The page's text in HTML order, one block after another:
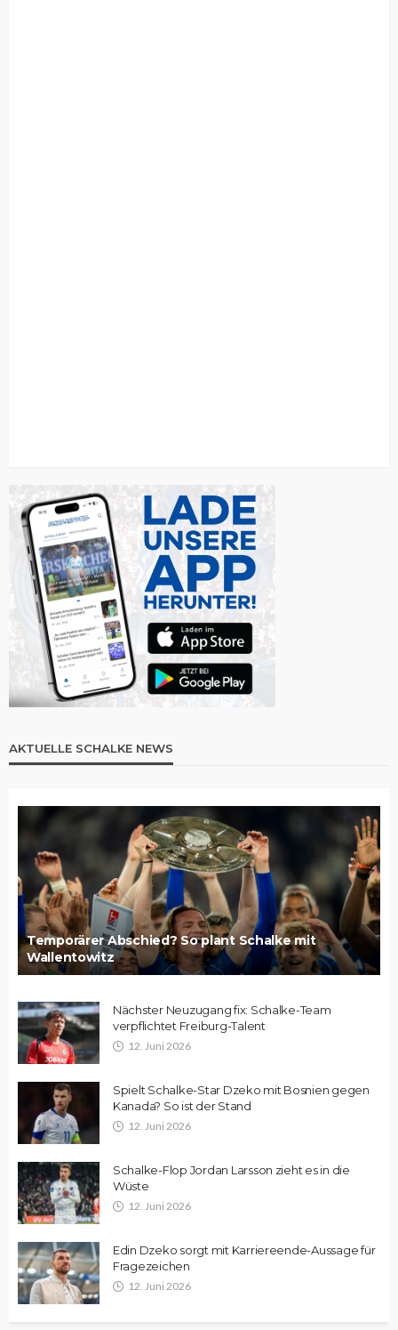
AKTUELLE SCHALKE NEWS
Temporärer Abschied? So plant Schalke mit
Wallentowitz
Nächster Neuzugang fix: Schalke-Team
verpflichtet Freiburg-Talent
12. Juni 2026
Spielt Schalke-Star Dzeko mit Bosnien gegen
Kanada? So ist der Stand
12. Juni 2026
Schalke-Flop Jordan Larsson zieht es in die
Wüste
12. Juni 2026
Edin Dzeko sorgt mit Karriereende-Aussage für
Fragezeichen
12. Juni 2026